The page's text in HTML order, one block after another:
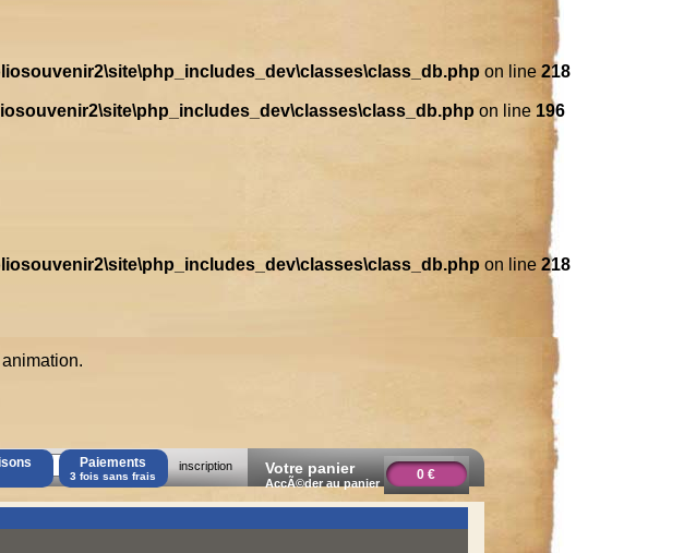
on line 218
on line 196
on line 218
Paiements
3 fois sans frais
inscription Votre panier
AccÃ©der au panier
0 €